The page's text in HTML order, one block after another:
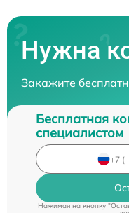
Нужна
Закажите
Бесплатная
специалистом
Нажимая на кнопку